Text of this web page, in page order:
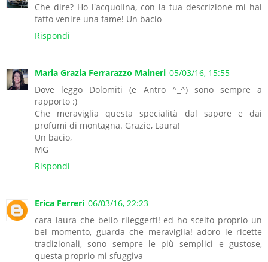
Che dire? Ho l'acquolina, con la tua descrizione mi hai
fatto venire una fame! Un bacio
Rispondi
Maria Grazia Ferrarazzo Maineri 05/03/16, 15:55
Dove leggo Dolomiti (e Antro ^_^) sono sempre a
rapporto :)
Che meraviglia questa specialità dal sapore e dai
profumi di montagna. Grazie, Laura!
Un bacio,
MG
Rispondi
Erica Ferreri 06/03/16, 22:23
cara laura che bello rileggerti! ed ho scelto proprio un
bel momento, guarda che meraviglia! adoro le ricette
tradizionali, sono sempre le più semplici e gustose,
questa proprio mi sfuggiva